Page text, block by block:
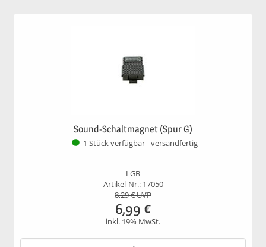
Sound-Schaltmagnet (Spur G)
1 Stück verfügbar - versandfertig
LGB
Artikel-Nr.: 17050
8,29€ UVP
6,99 €
inkl. 19% MwSt.